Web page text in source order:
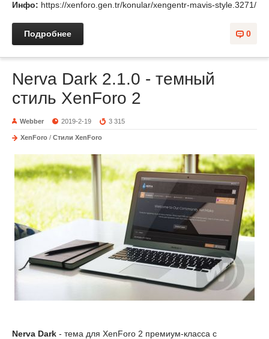
Инфо: https://xenforo.gen.tr/konular/xengentr-mavis-style.3271/
0
Подробнее
Nerva Dark 2.1.0 - темный
стиль XenForo 2
Webber 2019-2-19 3 315
XenForo / Стили XenForo
Nerva Dark - тема для XenForo 2 премиум-класса с